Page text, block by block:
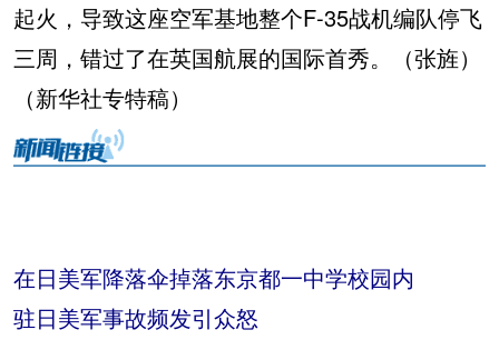
起火，导致这座空军基地整个F-35战机编队停飞
三周，错过了在英国航展的国际首秀。（张旌）
（新华社专特稿）
在日美军降落伞掉落东京都一中学校园内
驻日美军事故频发引众怒